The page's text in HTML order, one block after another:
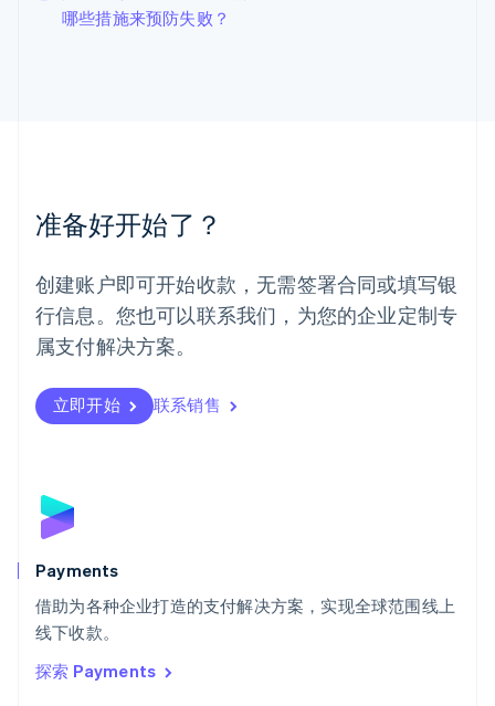
哪些措施来预防失败？
准备好开始了？
创建账户即可开始收款，无需签署合同或填写银
行信息。您也可以联系我们，为您的企业定制专
属支付解决方案。
立即开始 联系销售
Payments
借助为各种企业打造的支付解决方案，实现全球范围线上
线下收款。
探索 Payments
English
挪威
葡萄牙
Português English
日本
日本語English
瑞典
瑞士
DeutschFrançais
English
斯洛文尼亚
泰国
ไทยEnglish
希腊
English
西班牙